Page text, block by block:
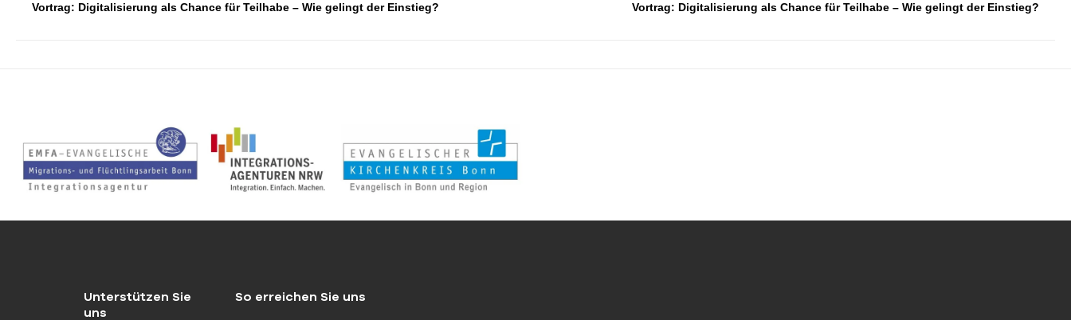
Vortrag: Digitalisierung als Chance für Teilhabe – Wie gelingt der Einstieg? Vortrag: Digitalisierung als Chance für Teilhabe – Wie gelingt der Einstieg?
Unterstützen Sie
uns
So erreichen Sie uns